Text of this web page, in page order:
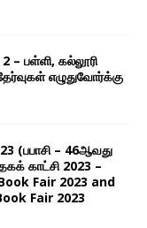
– பள்ளி, கல்லூரி
எழுதுவோர்க்கு
(பபாசி – 46ஆவது
காட்சி 2023 –
Fair 2023 and
Fair 2023